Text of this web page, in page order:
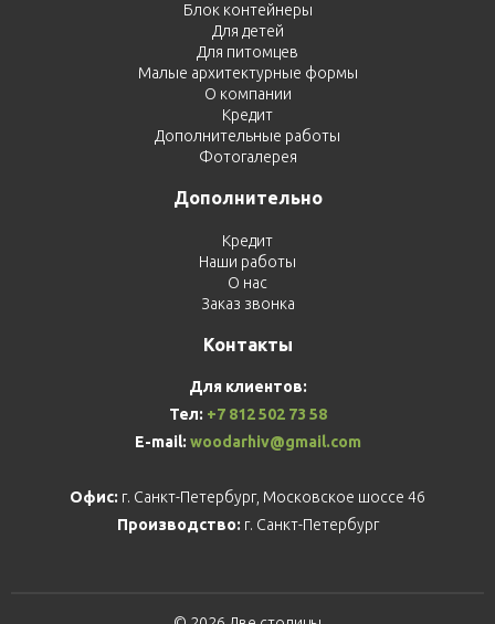
Блок контейнеры
Для детей
Для питомцев
Малые архитектурные формы
О компании
Кредит
Дополнительные работы
Фотогалерея
Дополнительно
Кредит
Наши работы
О нас
Заказ звонка
Контакты
Для клиентов:
Тел: +7 812 502 73 58
E-mail: woodarhiv@gmail.com
Офис: г. Санкт-Петербург, Московское шоссе 46
Производство: г. Санкт-Петербург